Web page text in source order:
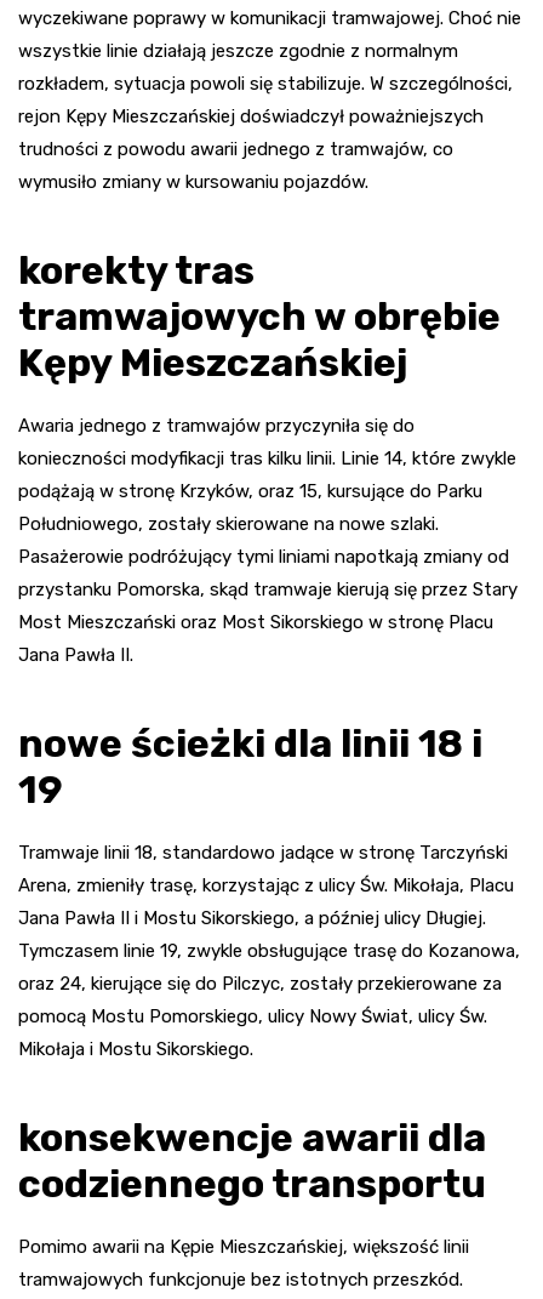
wyczekiwane poprawy w komunikacji tramwajowej. Choć nie
wszystkie linie działają jeszcze zgodnie z normalnym
rozkładem, sytuacja powoli się stabilizuje. W szczególności,
rejon Kępy Mieszczańskiej doświadczył poważniejszych
trudności z powodu awarii jednego z tramwajów, co
wymusiło zmiany w kursowaniu pojazdów.
korekty tras
tramwajowych w obrębie
Kępy Mieszczańskiej
Awaria jednego z tramwajów przyczyniła się do
konieczności modyfikacji tras kilku linii. Linie 14, które zwykle
podążają w stronę Krzyków, oraz 15, kursujące do Parku
Południowego, zostały skierowane na nowe szlaki.
Pasażerowie podróżujący tymi liniami napotkają zmiany od
przystanku Pomorska, skąd tramwaje kierują się przez Stary
Most Mieszczański oraz Most Sikorskiego w stronę Placu
Jana Pawła II.
nowe ścieżki dla linii 18 i
19
Tramwaje linii 18, standardowo jadące w stronę Tarczyński
Arena, zmieniły trasę, korzystając z ulicy Św. Mikołaja, Placu
Jana Pawła II i Mostu Sikorskiego, a później ulicy Długiej.
Tymczasem linie 19, zwykle obsługujące trasę do Kozanowa,
oraz 24, kierujące się do Pilczyc, zostały przekierowane za
pomocą Mostu Pomorskiego, ulicy Nowy Świat, ulicy Św.
Mikołaja i Mostu Sikorskiego.
konsekwencje awarii dla
codziennego transportu
Pomimo awarii na Kępie Mieszczańskiej, większość linii
tramwajowych funkcjonuje bez istotnych przeszkód.